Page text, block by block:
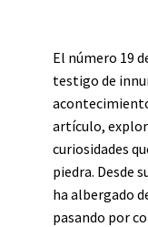
El número 19
testigo de
artículo,
curiosidades
piedra. Desde
ha albergado
pasando por